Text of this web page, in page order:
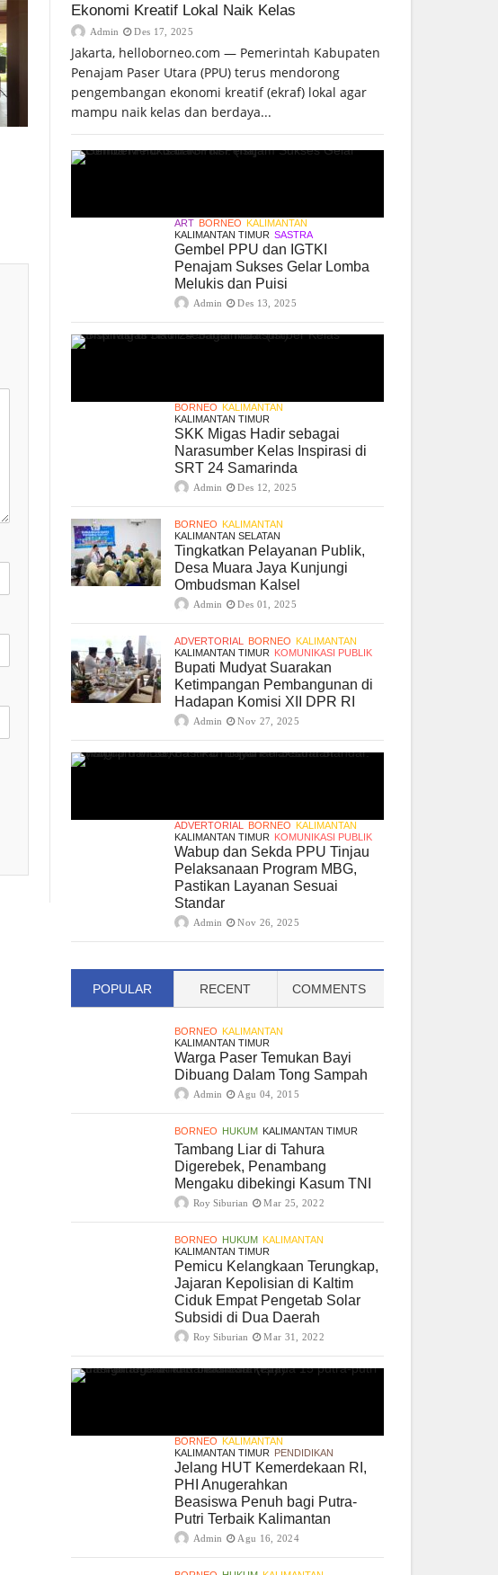
Ekonomi Kreatif Lokal Naik Kelas
Admin Des 17, 2025
Jakarta, helloborneo.com — Pemerintah Kabupaten
Penajam Paser Utara (PPU) terus mendorong
pengembangan ekonomi kreatif (ekraf) lokal agar
mampu naik kelas dan berdaya...
ART BORNEO KALIMANTAN
KALIMANTAN TIMUR SASTRA
Gembel PPU dan IGTKI
Penajam Sukses Gelar Lomba
Melukis dan Puisi
Admin Des 13, 2025
BORNEO KALIMANTAN
KALIMANTAN TIMUR
SKK Migas Hadir sebagai
Narasumber Kelas Inspirasi di
SRT 24 Samarinda
Admin Des 12, 2025
BORNEO KALIMANTAN
KALIMANTAN SELATAN
Tingkatkan Pelayanan Publik,
Desa Muara Jaya Kunjungi
Ombudsman Kalsel
Admin Des 01, 2025
ADVERTORIAL BORNEO KALIMANTAN
KALIMANTAN TIMUR KOMUNIKASI PUBLIK
Bupati Mudyat Suarakan
Ketimpangan Pembangunan di
Hadapan Komisi XII DPR RI
Admin Nov 27, 2025
ADVERTORIAL BORNEO KALIMANTAN
KALIMANTAN TIMUR KOMUNIKASI PUBLIK
Wabup dan Sekda PPU Tinjau
Pelaksanaan Program MBG,
Pastikan Layanan Sesuai
Standar
Admin Nov 26, 2025
POPULAR RECENT COMMENTS
BORNEO KALIMANTAN
KALIMANTAN TIMUR
Warga Paser Temukan Bayi
Dibuang Dalam Tong Sampah
Admin Agu 04, 2015
BORNEO HUKUM KALIMANTAN TIMUR
Tambang Liar di Tahura
Digerebek, Penambang
Mengaku dibekingi Kasum TNI
Roy Siburian Mar 25, 2022
BORNEO HUKUM KALIMANTAN
KALIMANTAN TIMUR
Pemicu Kelangkaan Terungkap,
Jajaran Kepolisian di Kaltim
Ciduk Empat Pengetab Solar
Subsidi di Dua Daerah
Roy Siburian Mar 31, 2022
BORNEO KALIMANTAN
KALIMANTAN TIMUR PENDIDIKAN
Jelang HUT Kemerdekaan RI,
PHI Anugerahkan
Beasiswa Penuh bagi Putra-
Putri Terbaik Kalimantan
Admin Agu 16, 2024